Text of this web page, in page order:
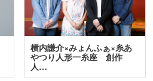
横内謙介×みょんふぁ×糸あ
やつり人形一糸座 創作
人…